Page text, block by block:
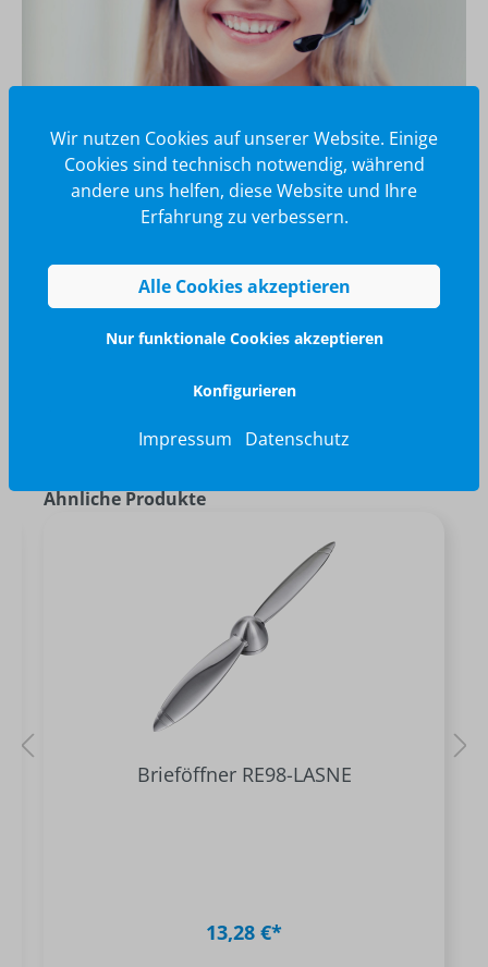
Wir glänzen für Sie
040 / 570 18 25 70
Jetzt anfragen
Ähnliche Produkte
Brieföffner RE98-LASNE
13,28 €*
Wir nutzen Cookies auf unserer Website. Einige
Cookies sind technisch notwendig, während
andere uns helfen, diese Website und Ihre
Erfahrung zu verbessern.
Alle Cookies akzeptieren
Nur funktionale Cookies akzeptieren
Konfigurieren
Impressum Datenschutz